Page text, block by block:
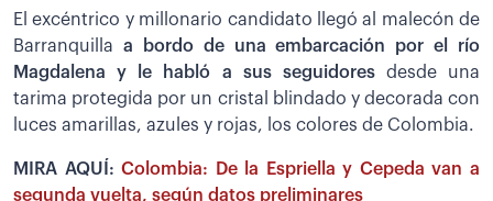
El excéntrico y millonario candidato llegó al malecón de
Barranquilla a bordo de una embarcación por el río
Magdalena y le habló a sus seguidores desde una
tarima protegida por un cristal blindado y decorada con
luces amarillas, azules y rojas, los colores de Colombia.
MIRA AQUÍ:Colombia: De la Espriella y Cepeda van a
segunda vuelta, según datos preliminares